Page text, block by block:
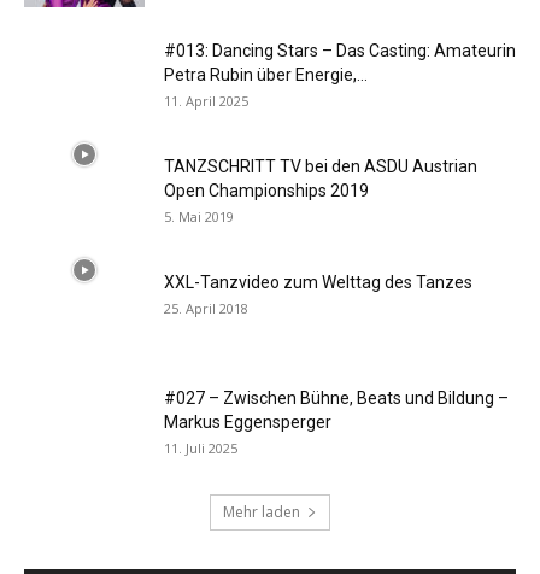
#013: Dancing Stars – Das Casting: Amateurin
Petra Rubin über Energie,...
11. April 2025
TANZSCHRITT TV bei den ASDU Austrian
Open Championships 2019
5. Mai 2019
XXL-Tanzvideo zum Welttag des Tanzes
25. April 2018
#027 – Zwischen Bühne, Beats und Bildung –
Markus Eggensperger
11. Juli 2025
Mehr laden